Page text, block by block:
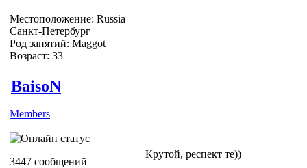
Местоположение: Russia
Санкт-Петербург
Род занятий: Maggot
Возраст: 33
BaisoN
Members
3447 сообщений
Крутой, респект те))